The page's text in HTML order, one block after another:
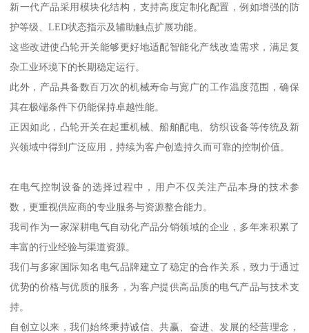
新一代产品采用模块化结构，支持高度定制化配置，例如增强的防
护等级、LED状态指示及辅助触点扩展功能。
这些改进使凸轮开关能够更好地适配智能化产线改造需求，满足复
杂工业环境下的长期稳定运行。
此外，产品具备数百万次的机械寿命与宽广的工作温度范围，确保
其在极端条件下仍能保持卓越性能。
正因如此，凸轮开关在起重机械、船舶配电、纺织设备等传统及新
兴领域中得到广泛应用，持续为客户创造持久而可靠的控制价值。
在电气控制设备的选择过程中，用户不仅关注产品本身的技术参
数，更重视供应商的专业服务与资源整合能力。
我司作为一家深耕电气自动化产品分销领域的企业，多年来积累了
丰富的行业经验与渠道资源。
我们与多家国际知名电气品牌建立了稳定的合作关系，致力于通过
优势的价格与优质的服务，为客户提供高品质的电气产品与技术支
持。
自创立以来，我们始终秉持诚信、共赢、奋进、发展的经营理念，